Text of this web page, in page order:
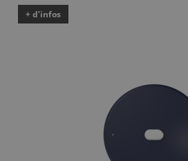
+ d’infos